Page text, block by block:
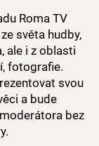
Roma TV
světa hudby,
ale i z oblasti
fotografie.
svou
a bude
bez